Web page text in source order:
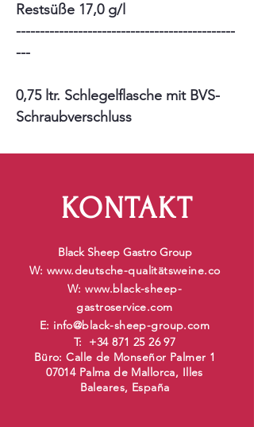
Restsüße 17,0 g/l
----------------------------------------------
---
0,75 ltr. Schlegelflasche mit BVS-
Schraubverschluss
KONTAKT
Black Sheep Gastro Group
W: www.deutsche-qualitätsweine.co
W:www.black-sheep-
gastroservice.com
E: info@black-sheep-group.com
T: +34 871 25 26 97
Büro: Calle de Monseñor Palmer 1
07014 Palma de Mallorca, Illes
Baleares, España